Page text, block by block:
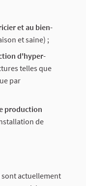
et au bien-
et saine) ;
d'hyper-
telles que
par
production
de
sont actuellement